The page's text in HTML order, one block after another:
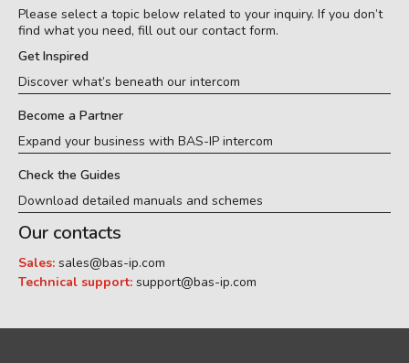
Please select a topic below related to your inquiry. If you don’t
find what you need, fill out our contact form.
Get Inspired
Discover what’s beneath our intercom
Become a Partner
Expand your business with BAS-IP intercom
Check the Guides
Download detailed manuals and schemes
Our contacts
Sales: sales@bas-ip.com
Technical support: support@bas-ip.com